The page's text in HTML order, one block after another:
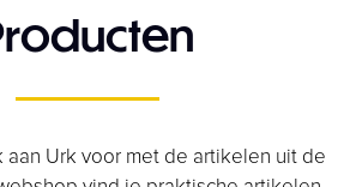
Urk voor met de artikelen uit de